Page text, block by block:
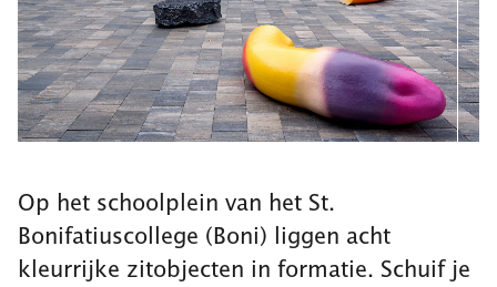
Op het schoolplein van het St.
Bonifatiuscollege (Boni) liggen acht
kleurrijke zitobjecten in formatie. Schuif je